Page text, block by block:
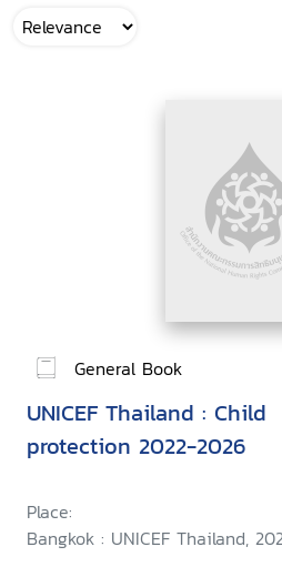
General Book
UNICEF Thailand : Child
protection 2022-2026
Place:
Bangkok : UNICEF Thailand,